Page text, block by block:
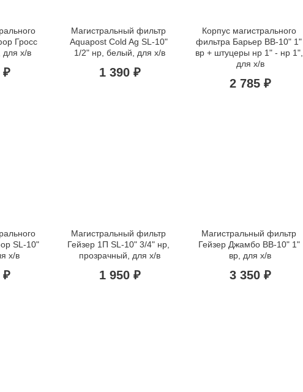
Гросс
для х/в
₽
Магистральный фильтр
Aquapost Cold Ag SL-10"
1/2" нр, белый, для х/в
1 390 ₽
Корпус магистрального
фильтра Барьер BB-10" 1"
вр + штуцеры нр 1" - нр 1",
для х/в
2 785 ₽
SL-10"
х/в
₽
Магистральный фильтр
Гейзер 1П SL-10" 3/4" нр,
прозрачный, для х/в
1 950 ₽
Магистральный фильтр
Гейзер Джамбо BB-10" 1"
вр, для х/в
3 350 ₽